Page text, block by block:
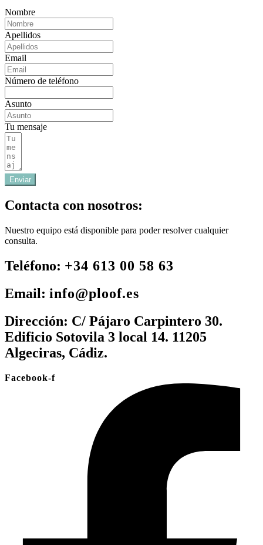
Nombre
Apellidos
Email
Número de teléfono
Asunto
Tu mensaje
Enviar
Contacta con nosotros:
Nuestro equipo está disponible para poder resolver cualquier
consulta.
Teléfono: +34 613 00 58 63
Email: info@ploof.es
Dirección: C/ Pájaro Carpintero 30.
Edificio Sotovila 3 local 14. 11205
Algeciras, Cádiz.
Facebook-f